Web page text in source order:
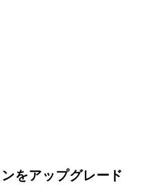
をアップグレード